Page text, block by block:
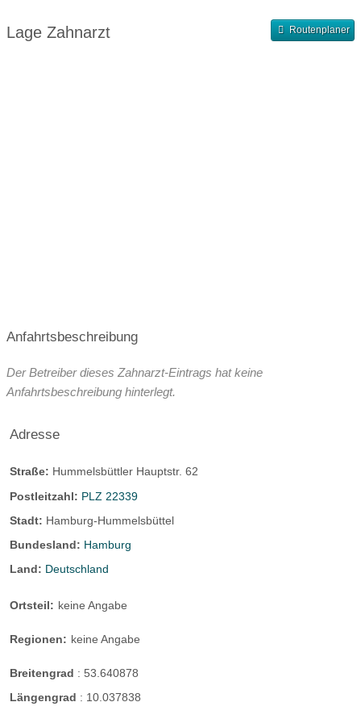
Samstagssprechstunde
Lage Zahnarzt Routenplaner
Anfahrtsbeschreibung
Der Betreiber dieses Zahnarzt-Eintrags hat keine
Anfahrtsbeschreibung hinterlegt.
Adresse
Straße: Hummelsbüttler Hauptstr. 62
Postleitzahl: PLZ 22339
Stadt: Hamburg-Hummelsbüttel
Bundesland: Hamburg
Land: Deutschland
Ortsteil: keine Angabe
Regionen: keine Angabe
Breitengrad : 53.640878
Längengrad : 10.037838